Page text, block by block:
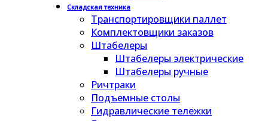
Складская техника
Транспортировщики паллет
Комплектовщики заказов
Штабелеры
Штабелеры электрические
Штабелеры ручные
Ричтраки
Подъемные столы
Гидравлические тележки